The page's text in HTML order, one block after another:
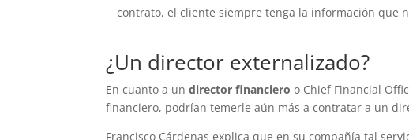
contrato, el cliente siempre tenga la información que
¿Un director externalizado?
En cuanto a undirector financiero o Chief Financial
financiero, podrían temerle aún más a contratar a un
Francisco Cárdenas explica que en su compañía tal